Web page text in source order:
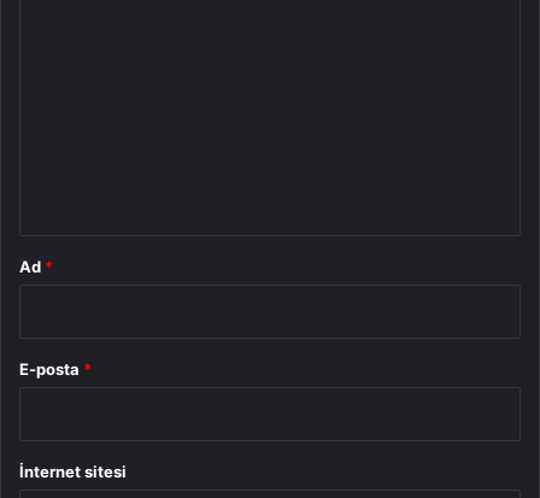
Ad *
E-posta *
İnternet sitesi